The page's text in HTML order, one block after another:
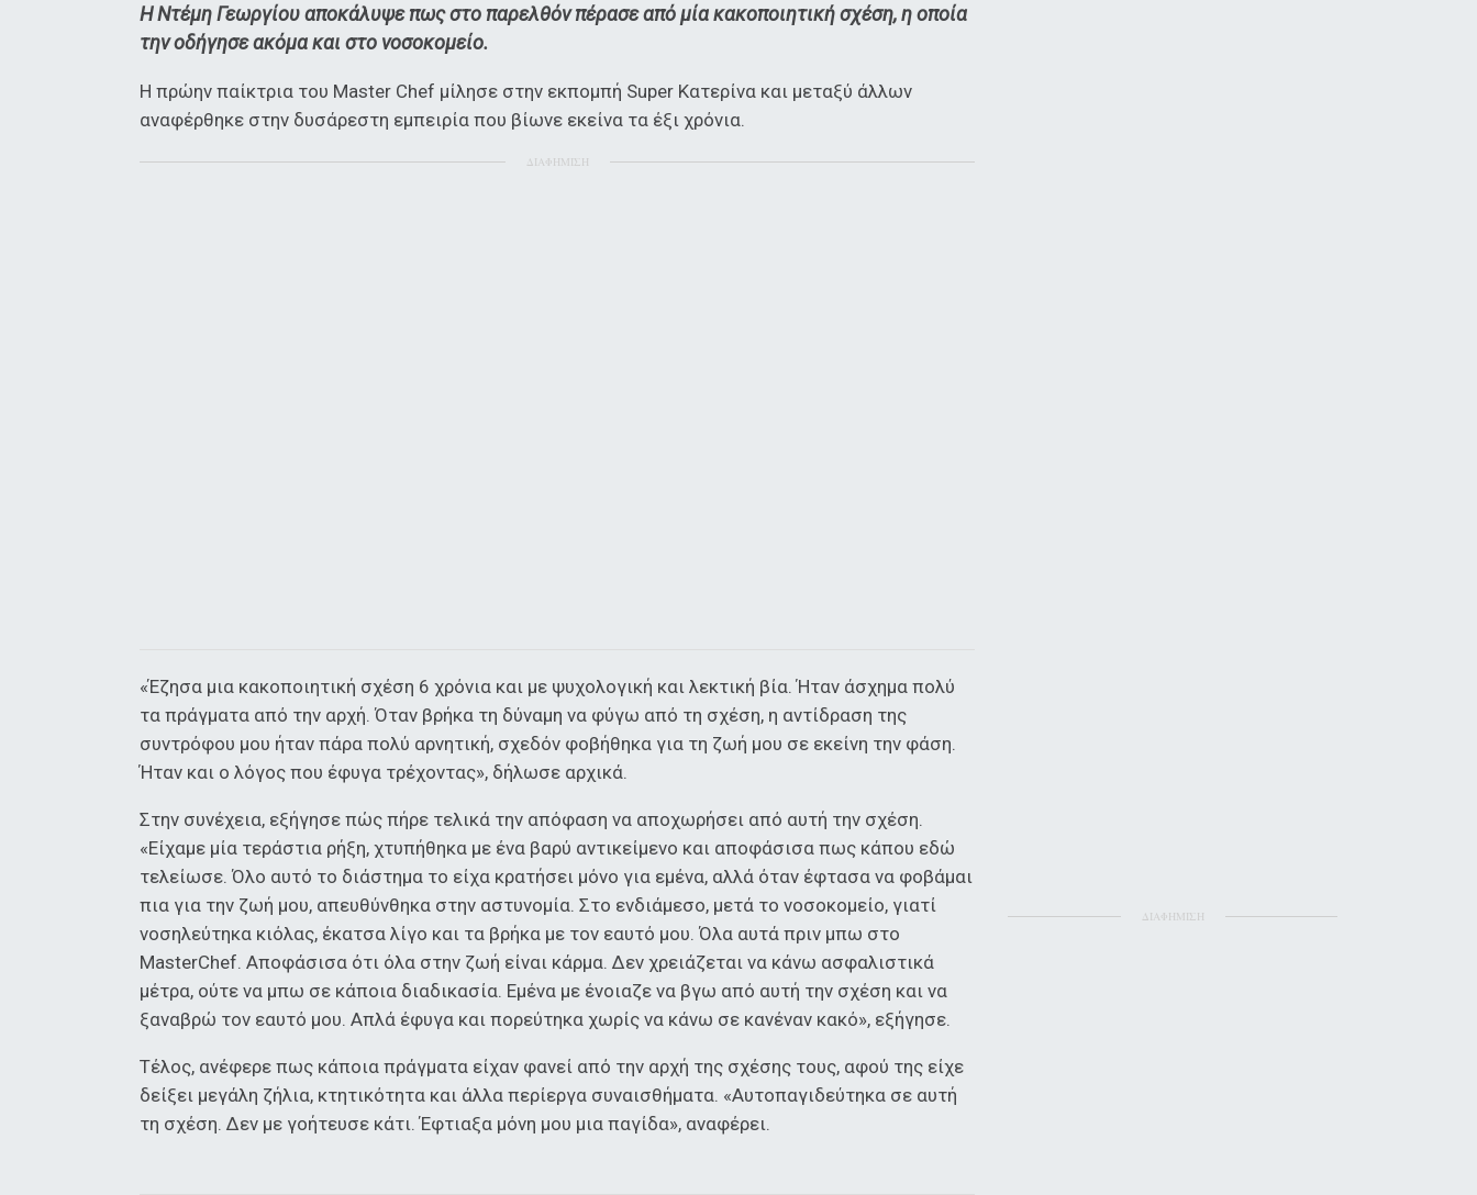
Η Ντέμη Γεωργίου αποκάλυψε πως στο παρελθόν πέρασε από μία κακοποιητική σχέση, η οποία
την οδήγησε ακόμα και στο νοσοκομείο.
Η πρώην παίκτρια του Master Chef μίλησε στην εκπομπή Super Κατερίνα και μεταξύ άλλων
αναφέρθηκε στην δυσάρεστη εμπειρία που βίωνε εκείνα τα έξι χρόνια.
ΔΙΑΦΗΜΙΣΗ
«Έζησα μια κακοποιητική σχέση 6 χρόνια και με ψυχολογική και λεκτική βία. Ήταν άσχημα πολύ
τα πράγματα από την αρχή. Όταν βρήκα τη δύναμη να φύγω από τη σχέση, η αντίδραση της
συντρόφου μου ήταν πάρα πολύ αρνητική, σχεδόν φοβήθηκα για τη ζωή μου σε εκείνη την φάση.
Ήταν και ο λόγος που έφυγα τρέχοντας», δήλωσε αρχικά.
Στην συνέχεια, εξήγησε πώς πήρε τελικά την απόφαση να αποχωρήσει από αυτή την σχέση.
«Είχαμε μία τεράστια ρήξη, χτυπήθηκα με ένα βαρύ αντικείμενο και αποφάσισα πως κάπου εδώ
τελείωσε. Όλο αυτό το διάστημα το είχα κρατήσει μόνο για εμένα, αλλά όταν έφτασα να φοβάμαι
πια για την ζωή μου, απευθύνθηκα στην αστυνομία. Στο ενδιάμεσο, μετά το νοσοκομείο, γιατί
νοσηλεύτηκα κιόλας, έκατσα λίγο και τα βρήκα με τον εαυτό μου. Όλα αυτά πριν μπω στο
MasterChef. Αποφάσισα ότι όλα στην ζωή είναι κάρμα. Δεν χρειάζεται να κάνω ασφαλιστικά
μέτρα, ούτε να μπω σε κάποια διαδικασία. Εμένα με ένοιαζε να βγω από αυτή την σχέση και να
ξαναβρώ τον εαυτό μου. Απλά έφυγα και πορεύτηκα χωρίς να κάνω σε κανέναν κακό», εξήγησε.
Τέλος, ανέφερε πως κάποια πράγματα είχαν φανεί από την αρχή της σχέσης τους, αφού της είχε
δείξει μεγάλη ζήλια, κτητικότητα και άλλα περίεργα συναισθήματα. «Αυτοπαγιδεύτηκα σε αυτή
τη σχέση. Δεν με γοήτευσε κάτι. Έφτιαξα μόνη μου μια παγίδα», αναφέρει.
ΔΙΑΦΗΜΙΣΗ